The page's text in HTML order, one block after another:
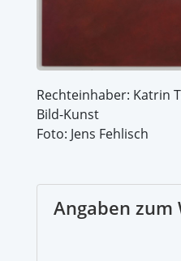
Rechteinhaber: Katrin
Bild-Kunst
Foto: Jens Fehlisch
Angaben zum